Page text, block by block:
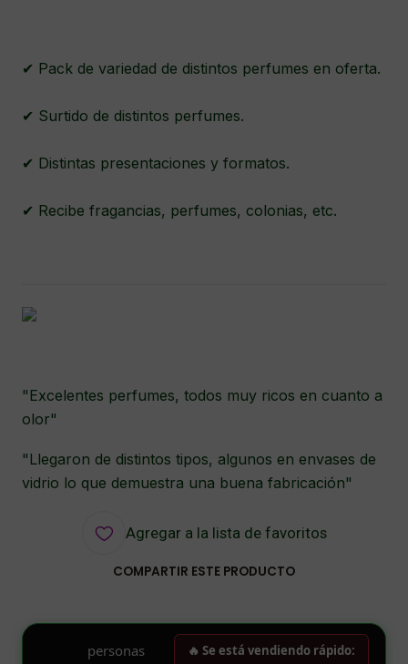
✔ Pack de variedad de distintos perfumes en oferta.
✔ Surtido de distintos perfumes.
✔ Distintas presentaciones y formatos.
✔ Recibe fragancias, perfumes, colonias, etc.
"Excelentes perfumes, todos muy ricos en cuanto a
olor"
"Llegaron de distintos tipos, algunos en envases de
vidrio lo que demuestra una buena fabricación"
Agregar a la lista de favoritos
COMPARTIR ESTE PRODUCTO